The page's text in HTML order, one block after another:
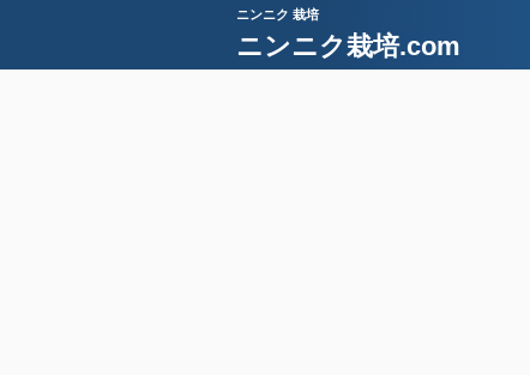
ニンニク 栽培
ニンニク栽培.com